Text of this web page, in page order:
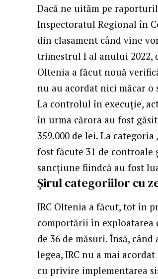
Dacă ne uităm pe
Inspectoratul Regional în
din clasament când vine
trimestrul I al anului 2022,
Oltenia a făcut nouă
nu au acordat nici măcar o
La controlul în execuţie,
în urma cărora au fost
359.000 de lei. La
fost făcute 31 de controale
sancţiune fiindcă au fost
Şirul categoriilor cu
IRC Oltenia a făcut, tot în
comportării în exploatarea
de 36 de măsuri. Însă,
legea, IRC nu a mai
cu privire implementarea